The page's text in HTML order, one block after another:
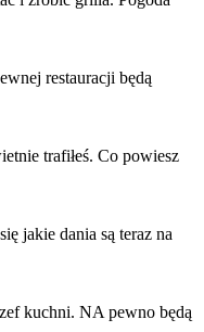
restauracji będą
trafiłeś. Co powiesz
jakie dania są teraz na
kuchni. NA pewno będą